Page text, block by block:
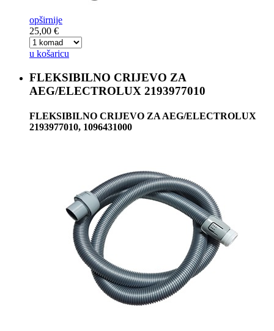
opširnije
25,00 €
u košaricu
FLEKSIBILNO CRIJEVO ZA
AEG/ELECTROLUX 2193977010
FLEKSIBILNO CRIJEVO ZA AEG/ELECTROLUX
2193977010, 1096431000